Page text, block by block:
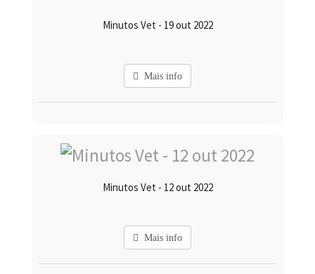
Minutos Vet - 19 out 2022
Mais info
Minutos Vet - 12 out 2022
Mais info